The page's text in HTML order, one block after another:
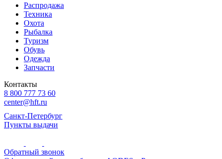
Распродажа
Техника
Охота
Рыбалка
Туризм
Обувь
Одежда
Запчасти
Контакты
8 800 777 73 60
center@hft.ru
Санкт-Петербург
Пункты выдачи
Обратный звонок